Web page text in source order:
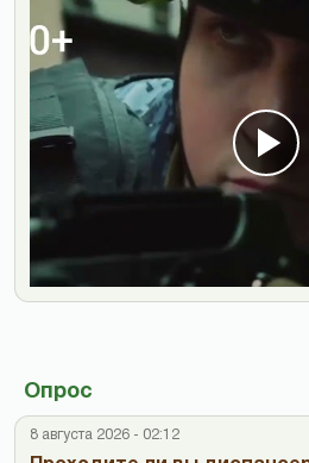
Опрос
8 августа 2026 - 02:12